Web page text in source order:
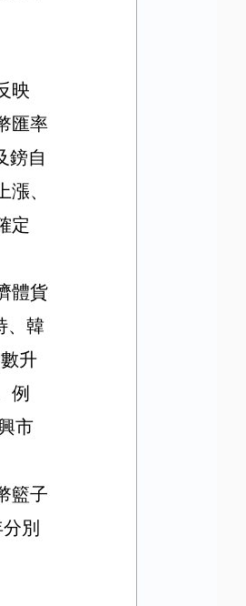
映
匯率
鎊自
、
定
體貨
、韓
升
例
市
籃子
別